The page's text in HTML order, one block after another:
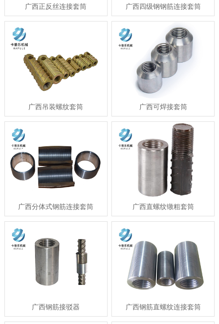
广西正反丝连接套筒 广西四级钢钢筋连接套筒
广西吊装螺纹套筒 广西可焊接套筒
广西分体式钢筋连接套筒 广西直螺纹镦粗套筒
广西钢筋接驳器 广西钢筋直螺纹连接套筒